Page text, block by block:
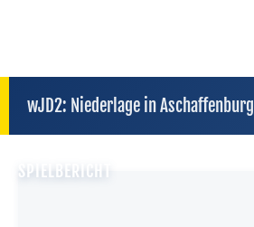
wJD2: Niederlage in Aschaffenburg
SPIELBERICHT